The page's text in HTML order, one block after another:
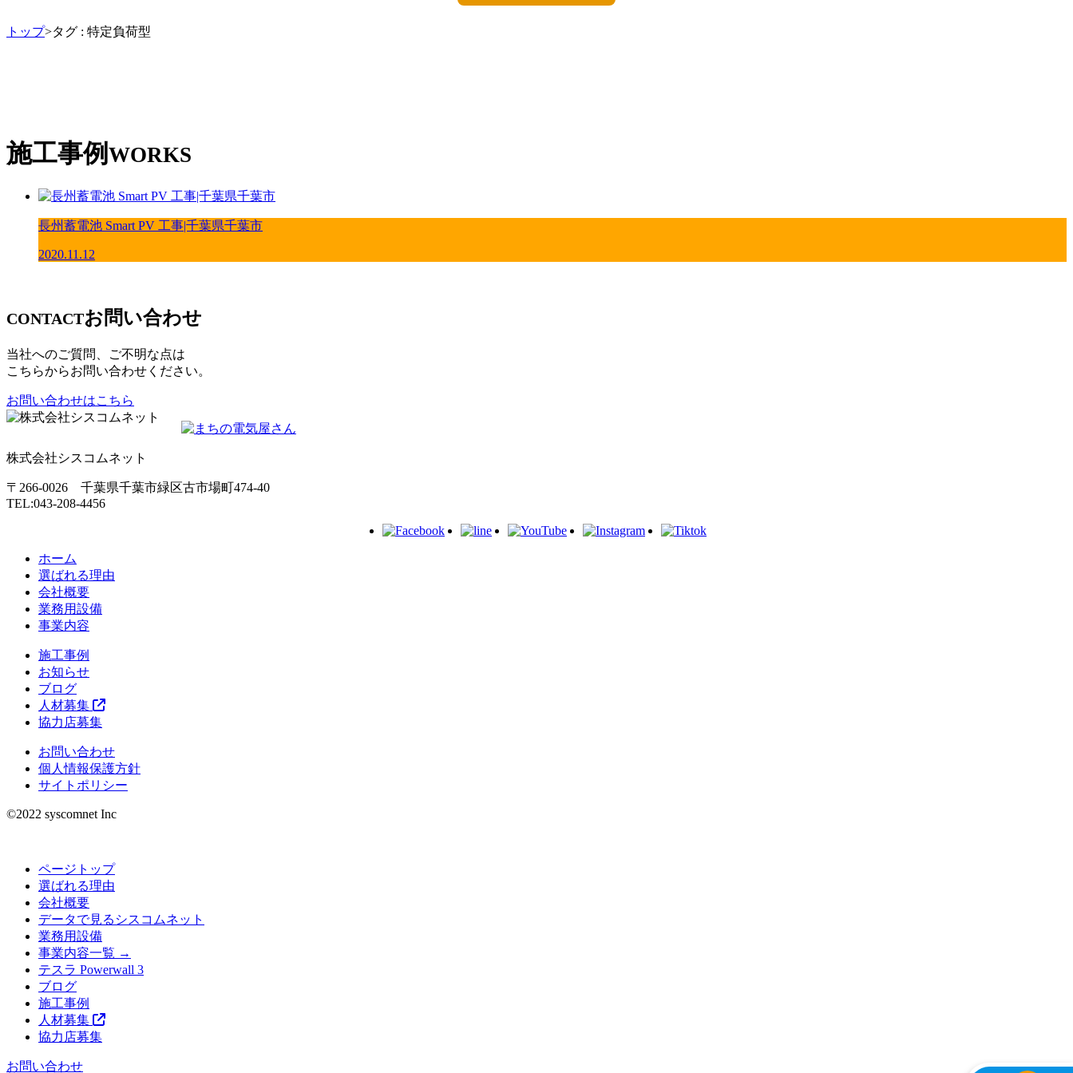
トップ>タグ : 特定負荷型
施工事例 WORKS
長州蓄電池 Smart PV 工事|千葉県千葉市
2020.11.12
CONTACTお問い合わせ
当社へのご質問、ご不明な点は
こちらからお問い合わせください。
お問い合わせはこちら
株式会社シスコムネット
〒266-0026 千葉県千葉市緑区古市場町474-40
TEL:043-208-4456
ホーム
選ばれる理由
会社概要
業務用設備
事業内容
施工事例
お知らせ
ブログ
人材募集
協力店募集
お問い合わせ
個人情報保護方針
サイトポリシー
©︎2022 syscomnet Inc
ページトップ
選ばれる理由
会社概要
データで見るシスコムネット
業務用設備
事業内容一覧 →
テスラ Powerwall 3
ブログ
施工事例
人材募集
協力店募集
お問い合わせ